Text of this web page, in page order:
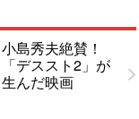
小島秀夫絶賛！
「デススト2」が
生んだ映画